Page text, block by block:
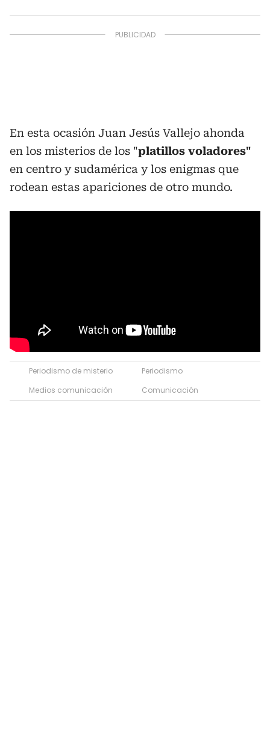
En esta ocasión Juan Jesús Vallejo ahonda
en los misterios de los "platillos voladores"
en centro y sudamérica y los enigmas que
rodean estas apariciones de otro mundo.
Periodismo de misterio
Periodismo
Medios comunicación
Comunicación